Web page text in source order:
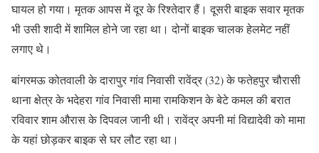
घायल हो गया। मृतक आपस में दूर के रिश्तेदार हैं। दूसरी बाइक सवार मृतक
भी उसी शादी में शामिल होने जा रहा था। दोनों बाइक चालक हेलमेट नहीं
लगाए थे।
बांगरमऊ कोतवाली के दारापुर गांव निवासी रावेंद्र (32) के फतेहपुर चौरासी
थाना क्षेत्र के भदेहरा गांव निवासी मामा रामकिशन के बेटे कमल की बरात
रविवार शाम औरास के दिपवल जानी थी। रावेंद्र अपनी मां विद्यादेवी को मामा
के यहां छोड़कर बाइक से घर लौट रहा था।